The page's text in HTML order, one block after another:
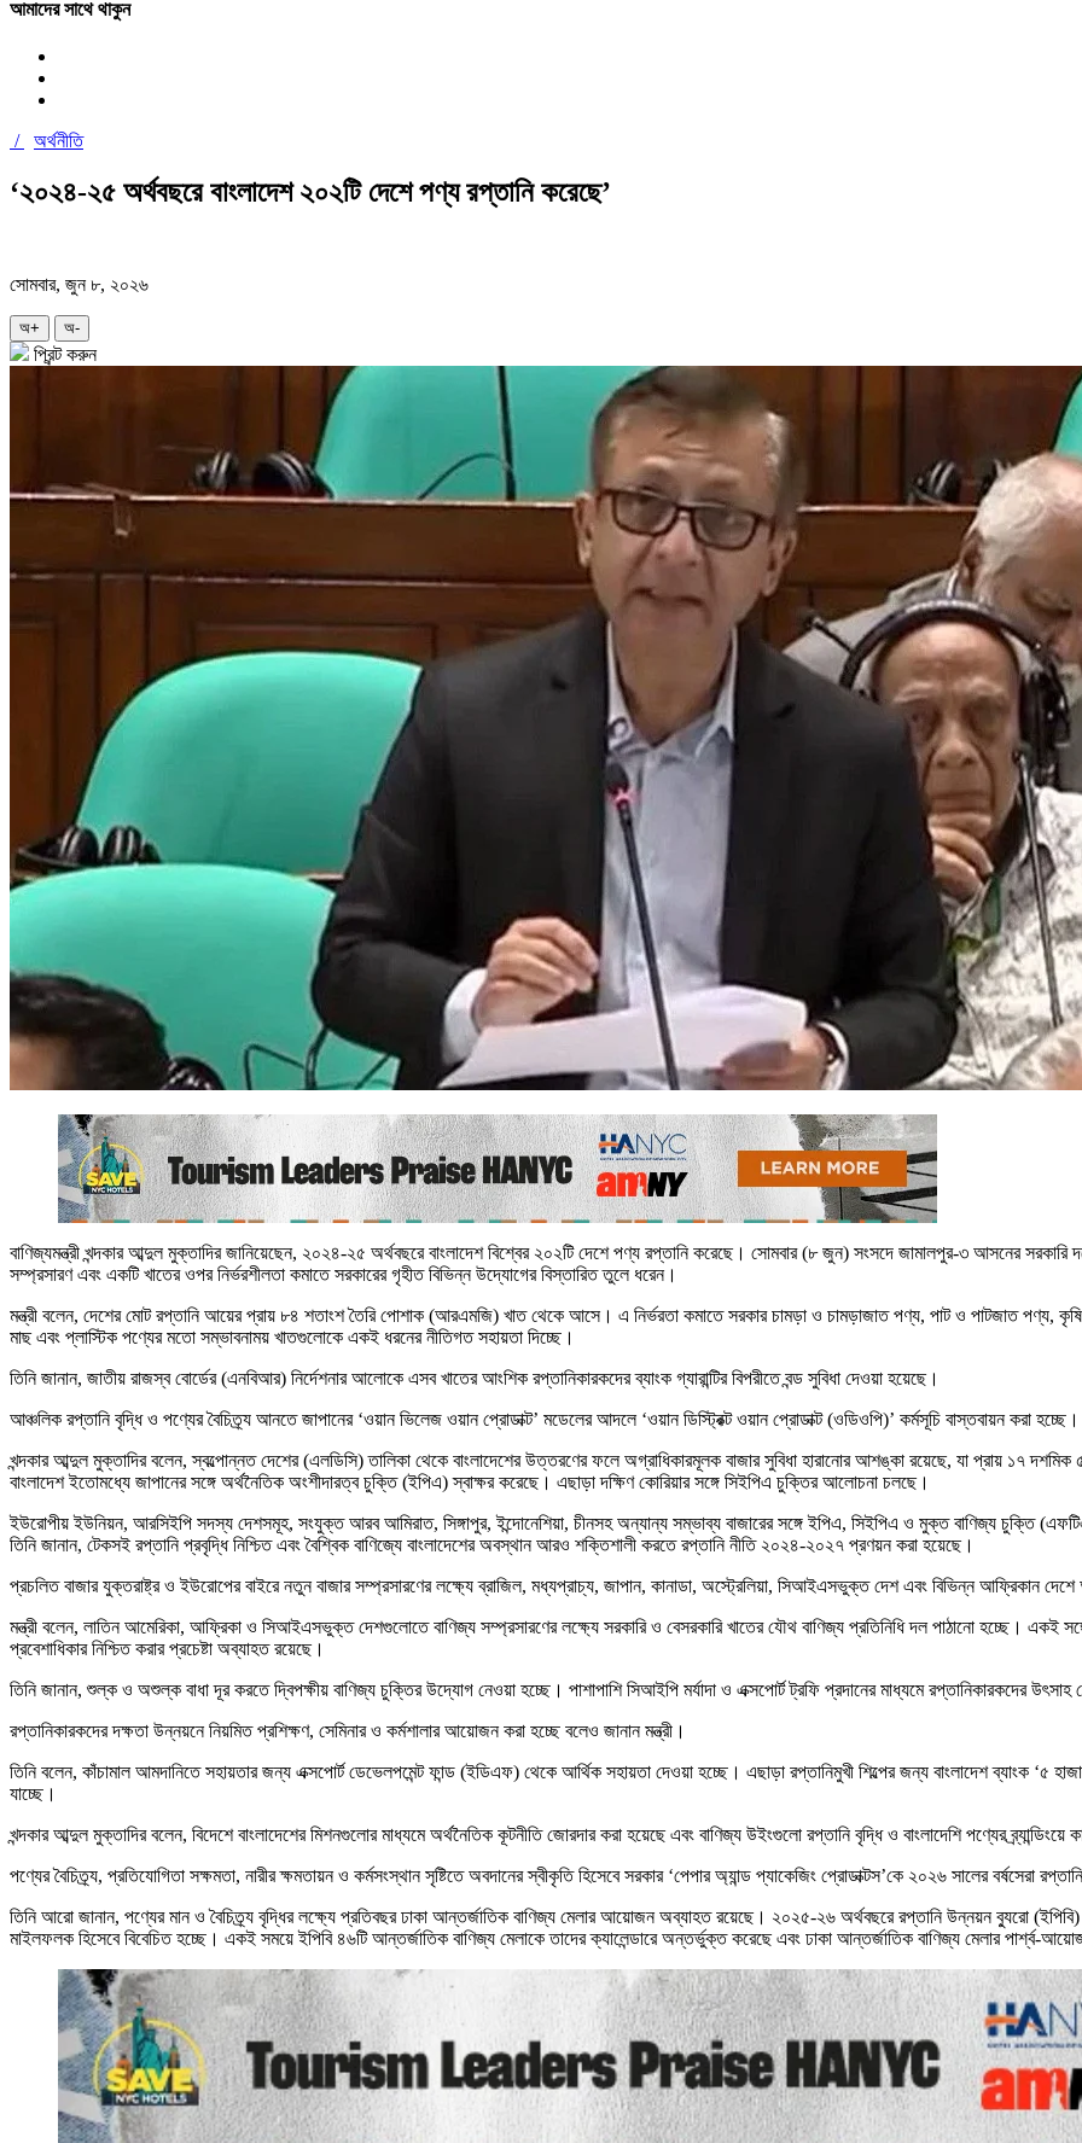
আমাদের সাথে থাকুন
/ অর্থনীতি
‘২০২৪-২৫ অর্থবছরে বাংলাদেশ ২০২টি দেশে পণ্য রপ্তানি করেছে’
সোমবার, জুন ৮, ২০২৬
অ+ অ-
প্রিন্ট করুন
বাণিজ্যমন্ত্রী খন্দকার আব্দুল মুক্তাদির জানিয়েছেন, ২০২৪-২৫ অর্থবছরে বাংলাদেশ বিশ্বের ২০২টি দেশে পণ্য রপ্তানি করেছে। সোমবার (৮ জুন) সংসদে জামালপুর-৩ আসনের সরকারি
সম্প্রসারণ এবং একটি খাতের ওপর নির্ভরশীলতা কমাতে সরকারের গৃহীত বিভিন্ন উদ্যোগের বিস্তারিত তুলে ধরেন।
মন্ত্রী বলেন, দেশের মোট রপ্তানি আয়ের প্রায় ৮৪ শতাংশ তৈরি পোশাক (আরএমজি) খাত থেকে আসে। এ নির্ভরতা কমাতে সরকার চামড়া ও চামড়াজাত পণ্য, পাট ও পাটজাত পণ্য,
মাছ এবং প্লাস্টিক পণ্যের মতো সম্ভাবনাময় খাতগুলোকে একই ধরনের নীতিগত সহায়তা দিচ্ছে।
তিনি জানান, জাতীয় রাজস্ব বোর্ডের (এনবিআর) নির্দেশনার আলোকে এসব খাতের আংশিক রপ্তানিকারকদের ব্যাংক গ্যারান্টির বিপরীতে বন্ড সুবিধা দেওয়া হয়েছে।
আঞ্চলিক রপ্তানি বৃদ্ধি ও পণ্যের বৈচিত্র্য আনতে জাপানের ‘ওয়ান ভিলেজ ওয়ান প্রোডাক্ট’ মডেলের আদলে ‘ওয়ান ডিস্ট্রিক্ট ওয়ান প্রোডাক্ট (ওডিওপি)’ কর্মসূচি বাস্তবায়ন করা
খন্দকার আব্দুল মুক্তাদির বলেন, স্বল্পোন্নত দেশের (এলডিসি) তালিকা থেকে বাংলাদেশের উত্তরণের ফলে অগ্রাধিকারমূলক বাজার সুবিধা হারানোর আশঙ্কা রয়েছে, যা প্রায় ১৭ দশমিক
বাংলাদেশ ইতোমধ্যে জাপানের সঙ্গে অর্থনৈতিক অংশীদারত্ব চুক্তি (ইপিএ) স্বাক্ষর করেছে। এছাড়া দক্ষিণ কোরিয়ার সঙ্গে সিইপিএ চুক্তির আলোচনা চলছে।
ইউরোপীয় ইউনিয়ন, আরসিইপি সদস্য দেশসমূহ, সংযুক্ত আরব আমিরাত, সিঙ্গাপুর, ইন্দোনেশিয়া, চীনসহ অন্যান্য সম্ভাব্য বাজারের সঙ্গে ইপিএ, সিইপিএ ও মুক্ত বাণিজ্য চুক্তি
তিনি জানান, টেকসই রপ্তানি প্রবৃদ্ধি নিশ্চিত এবং বৈশ্বিক বাণিজ্যে বাংলাদেশের অবস্থান আরও শক্তিশালী করতে রপ্তানি নীতি ২০২৪-২০২৭ প্রণয়ন করা হয়েছে।
প্রচলিত বাজার যুক্তরাষ্ট্র ও ইউরোপের বাইরে নতুন বাজার সম্প্রসারণের লক্ষ্যে ব্রাজিল, মধ্যপ্রাচ্য, জাপান, কানাডা, অস্ট্রেলিয়া, সিআইএসভুক্ত দেশ এবং বিভিন্ন আফ্রিকান দেশে
মন্ত্রী বলেন, লাতিন আমেরিকা, আফ্রিকা ও সিআইএসভুক্ত দেশগুলোতে বাণিজ্য সম্প্রসারণের লক্ষ্যে সরকারি ও বেসরকারি খাতের যৌথ বাণিজ্য প্রতিনিধি দল পাঠানো হচ্ছে। একই
প্রবেশাধিকার নিশ্চিত করার প্রচেষ্টা অব্যাহত রয়েছে।
তিনি জানান, শুল্ক ও অশুল্ক বাধা দূর করতে দ্বিপক্ষীয় বাণিজ্য চুক্তির উদ্যোগ নেওয়া হচ্ছে। পাশাপাশি সিআইপি মর্যাদা ও এক্সপোর্ট ট্রফি প্রদানের মাধ্যমে রপ্তানিকারকদের উৎসাহ
রপ্তানিকারকদের দক্ষতা উন্নয়নে নিয়মিত প্রশিক্ষণ, সেমিনার ও কর্মশালার আয়োজন করা হচ্ছে বলেও জানান মন্ত্রী।
তিনি বলেন, কাঁচামাল আমদানিতে সহায়তার জন্য এক্সপোর্ট ডেভেলপমেন্ট ফান্ড (ইডিএফ) থেকে আর্থিক সহায়তা দেওয়া হচ্ছে। এছাড়া রপ্তানিমুখী শিল্পের জন্য বাংলাদেশ ব্যাংক ‘৫
যাচ্ছে।
খন্দকার আব্দুল মুক্তাদির বলেন, বিদেশে বাংলাদেশের মিশনগুলোর মাধ্যমে অর্থনৈতিক কূটনীতি জোরদার করা হয়েছে এবং বাণিজ্য উইংগুলো রপ্তানি বৃদ্ধি ও বাংলাদেশি পণ্যের ব্র্যান্ডিংয়ে
পণ্যের বৈচিত্র্য, প্রতিযোগিতা সক্ষমতা, নারীর ক্ষমতায়ন ও কর্মসংস্থান সৃষ্টিতে অবদানের স্বীকৃতি হিসেবে সরকার ‘পেপার অ্যান্ড প্যাকেজিং প্রোডাক্টস’কে ২০২৬ সালের বর্ষসেরা
তিনি আরো জানান, পণ্যের মান ও বৈচিত্র্য বৃদ্ধির লক্ষ্যে প্রতিবছর ঢাকা আন্তর্জাতিক বাণিজ্য মেলার আয়োজন অব্যাহত রয়েছে। ২০২৫-২৬ অর্থবছরে রপ্তানি উন্নয়ন ব্যুরো
মাইলফলক হিসেবে বিবেচিত হচ্ছে। একই সময়ে ইপিবি ৪৬টি আন্তর্জাতিক বাণিজ্য মেলাকে তাদের ক্যালেন্ডারে অন্তর্ভুক্ত করেছে এবং ঢাকা আন্তর্জাতিক বাণিজ্য মেলার পার্শ্ব-